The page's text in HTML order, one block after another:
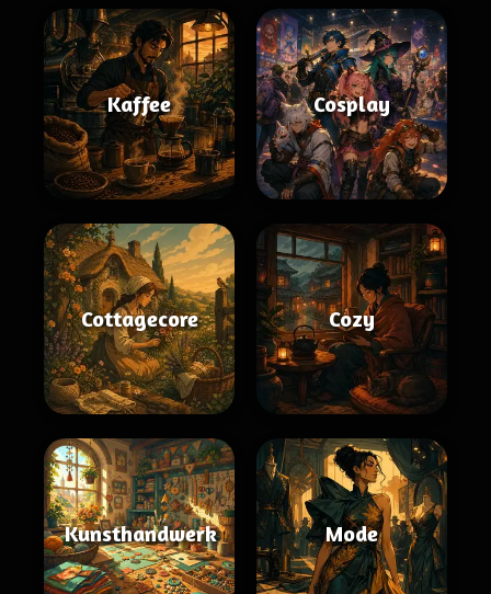
Kaffee Cosplay
Cottagecore Cozy
Kunsthandwerk Mode